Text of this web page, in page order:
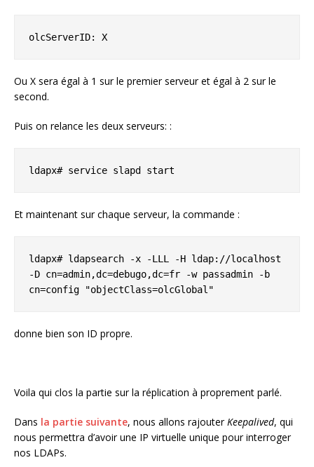
olcServerID: X
Ou X sera égal à 1 sur le premier serveur et égal à 2 sur le
second.
Puis on relance les deux serveurs: :
ldapx# service slapd start
Et maintenant sur chaque serveur, la commande :
ldapx# ldapsearch -x -LLL -H ldap://localhost
-D cn=admin,dc=debugo,dc=fr -w passadmin -b
cn=config "objectClass=olcGlobal"
donne bien son ID propre.
Voila qui clos la partie sur la réplication à proprement parlé.
Dans la partie suivante, nous allons rajouterKeepalived, qui
nous permettra d’avoir une IP virtuelle unique pour interroger
nos LDAPs.